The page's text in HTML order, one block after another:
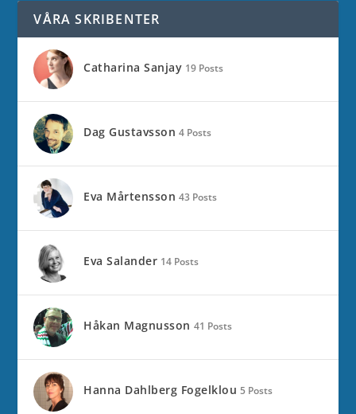
VÅRA SKRIBENTER
Catharina Sanjay 19 Posts
Dag Gustavsson 4 Posts
Eva Mårtensson 43 Posts
Eva Salander 14 Posts
Håkan Magnusson 41 Posts
Hanna Dahlberg Fogelklou 5 Posts